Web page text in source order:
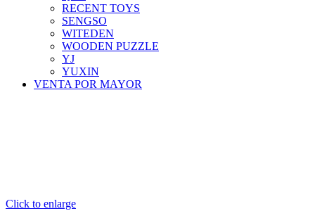
RECENT TOYS
SENGSO
WITEDEN
WOODEN PUZZLE
YJ
YUXIN
VENTA POR MAYOR
Click to enlarge